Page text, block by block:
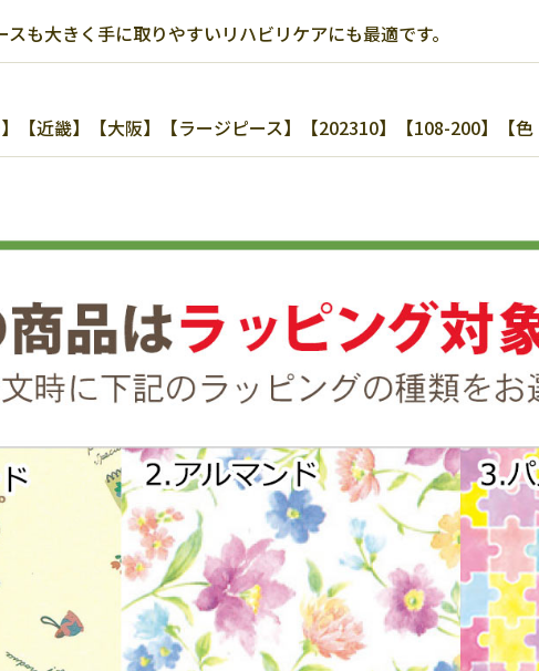
も大きく手に取りやすいリハビリケアにも最適です。
【近畿】【大阪】【ラージピース】【202310】【108-200】【色